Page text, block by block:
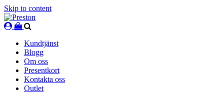
Skip to content
Kundtjänst
Blogg
Om oss
Presentkort
Kontakta oss
Outlet